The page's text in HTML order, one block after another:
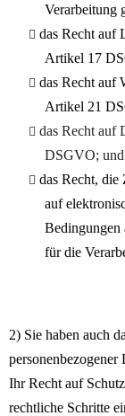
Verarbeitung
das Recht auf
Artikel 17
das Recht auf
Artikel 21
das Recht auf
DSGVO; und
das Recht,
auf
Bedingungen
für die
2) Sie haben auch
personenbezogener
Ihr Recht auf
rechtliche Schritte